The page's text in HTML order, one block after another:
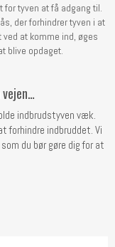
for tyven at få adgang til.
der forhindrer tyven i at
at komme ind, øges
blive opdaget.
indbrudstyven væk.
forhindre indbruddet. Vi
du bør gøre dig for at